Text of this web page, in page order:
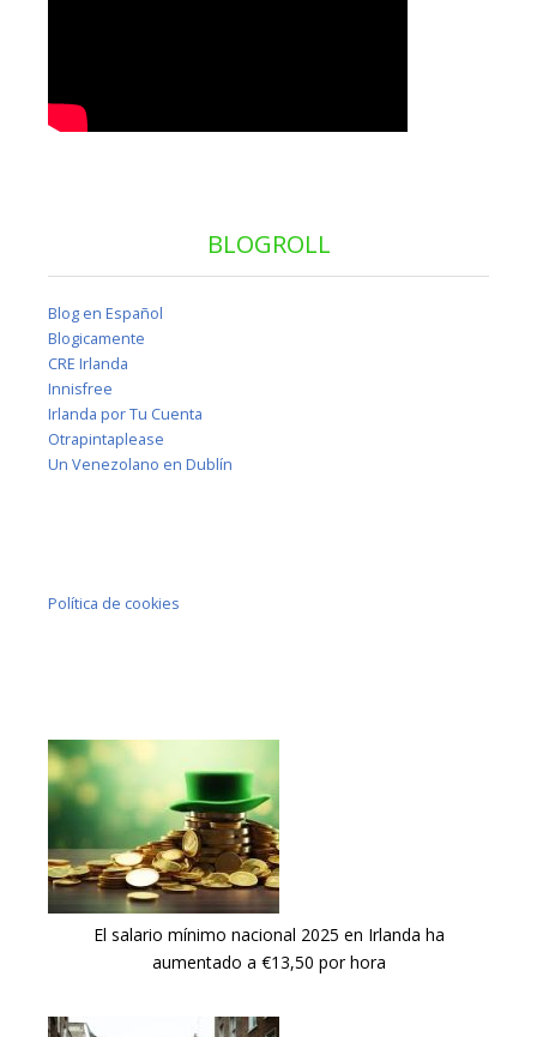
BLOGROLL
Blog en Español
Blogicamente
CRE Irlanda
Innisfree
Irlanda por Tu Cuenta
Otrapintaplease
Un Venezolano en Dublín
Política de cookies
El salario mínimo nacional 2025 en Irlanda ha
aumentado a €13,50 por hora